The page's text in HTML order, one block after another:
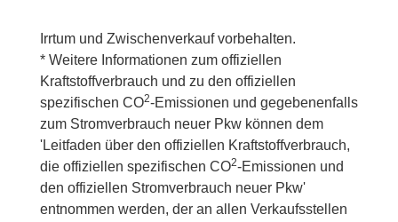
Irrtum und Zwischenverkauf vorbehalten.
* Weitere Informationen zum offiziellen
Kraftstoffverbrauch und zu den offiziellen
spezifischen CO2-Emissionen und gegebenenfalls
zum Stromverbrauch neuer Pkw können dem
'Leitfaden über den offiziellen Kraftstoffverbrauch,
die offiziellen spezifischen CO2-Emissionen und
den offiziellen Stromverbrauch neuer Pkw'
entnommen werden, der an allen Verkaufsstellen